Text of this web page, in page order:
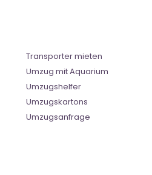
Transporter mieten
Umzug mit Aquarium
Umzugshelfer
Umzugskartons
Umzugsanfrage